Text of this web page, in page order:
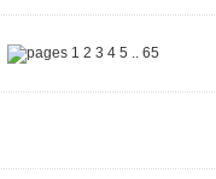
1 2 3 4 5 .. 65